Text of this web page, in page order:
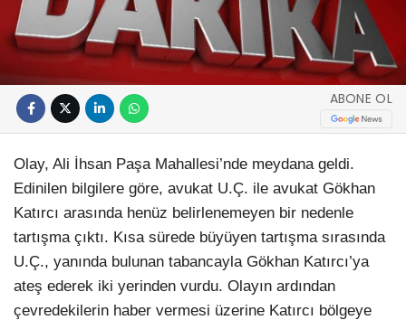
ABONE OL
Olay, Ali İhsan Paşa Mahallesi’nde meydana geldi.
Edinilen bilgilere göre, avukat U.Ç. ile avukat Gökhan
Katırcı arasında henüz belirlenemeyen bir nedenle
tartışma çıktı. Kısa sürede büyüyen tartışma sırasında
U.Ç., yanında bulunan tabancayla Gökhan Katırcı’ya
ateş ederek iki yerinden vurdu. Olayın ardından
çevredekilerin haber vermesi üzerine Katırcı bölgeye